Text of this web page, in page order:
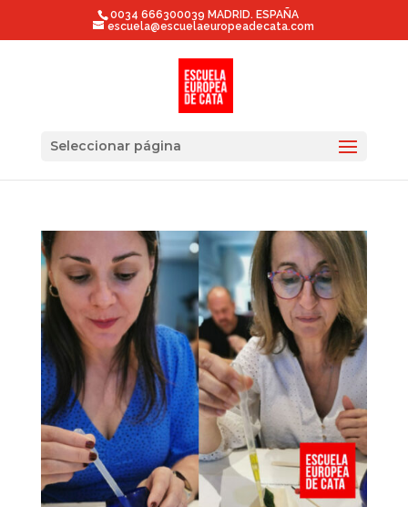
0034 666300039 MADRID. ESPAÑA
escuela@escuelaeuropeadecata.com
Seleccionar página